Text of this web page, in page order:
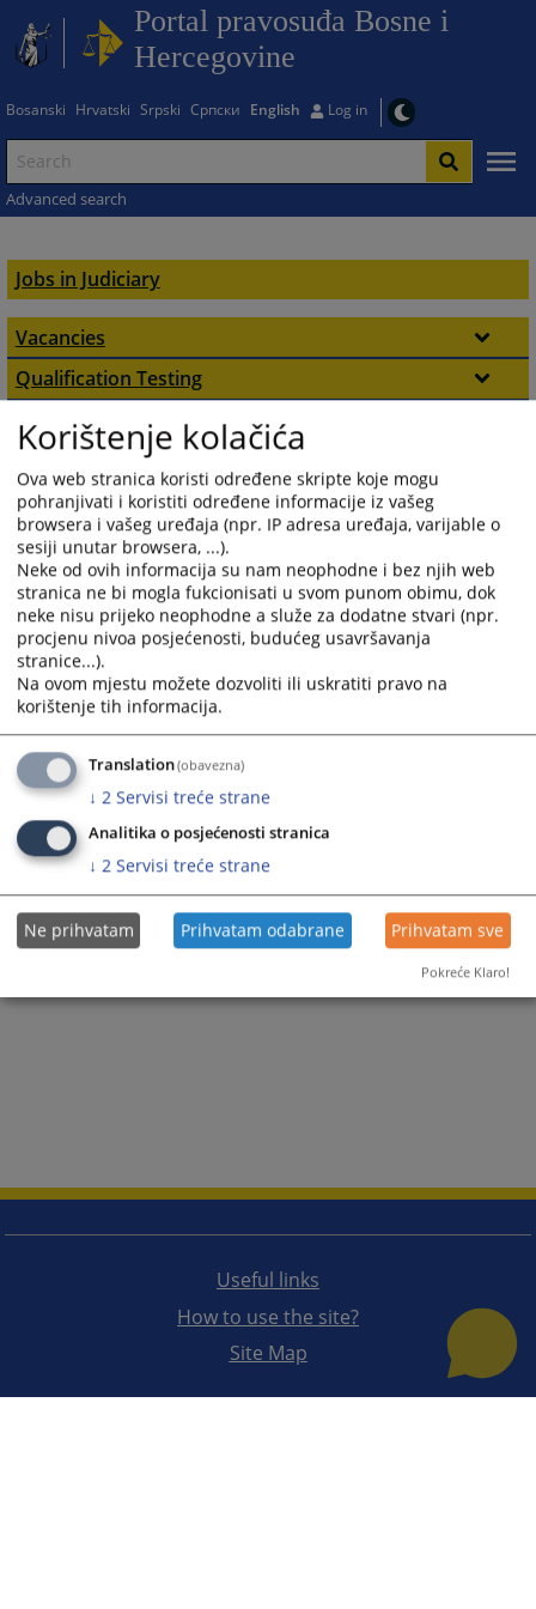
Portal pravosuđa Bosne i
Hercegovine
Bosanski Hrvatski Srpski Српски English Log in
Advanced search
Jobs in Judiciary
Vacancies
Vacancies at Courts
Vacanices at Prosecutors' Offices
Positions in the Judiciary
Vacancies at HJPC BiH
Qualification Testing
Notifications
Documents
Contact
Ranking Lists
Appointments
Appointments of Judicial Functions' Holders
Useful links
How to use the site?
Site Map
Korištenje kolačića
Ova web stranica koristi određene skripte koje mogu
pohranjivati i koristiti određene informacije iz vašeg
browsera i vašeg uređaja (npr. IP adresa uređaja, varijable o
sesiji unutar browsera, ...).
Neke od ovih informacija su nam neophodne i bez njih web
stranica ne bi mogla fukcionisati u svom punom obimu, dok
neke nisu prijeko neophodne a služe za dodatne stvari (npr.
procjenu nivoa posjećenosti, budućeg usavršavanja
stranice...).
Na ovom mjestu možete dozvoliti ili uskratiti pravo na
korištenje tih informacija.
Translation(obavezna)
↓ 2 Servisi treće strane
Analitika o posjećenosti stranica
↓ 2 Servisi treće strane
Ne prihvatam Prihvatam odabrane Prihvatam sve
Pokreće Klaro!